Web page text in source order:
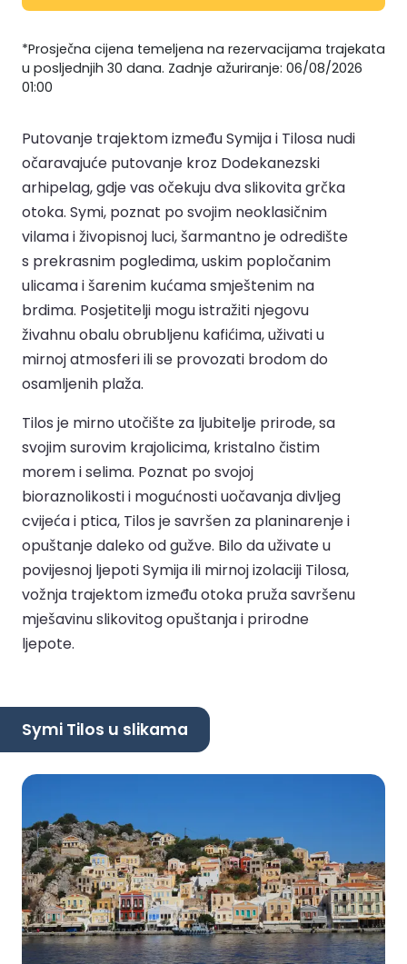
*Prosječna cijena temeljena na rezervacijama trajekata
u posljednjih 30 dana. Zadnje ažuriranje: 06/08/2026
01:00
Putovanje trajektom između Symija i Tilosa nudi
očaravajuće putovanje kroz Dodekanezski
arhipelag, gdje vas očekuju dva slikovita grčka
otoka. Symi, poznat po svojim neoklasičnim
vilama i živopisnoj luci, šarmantno je odredište
s prekrasnim pogledima, uskim popločanim
ulicama i šarenim kućama smještenim na
brdima. Posjetitelji mogu istražiti njegovu
živahnu obalu obrubljenu kafićima, uživati u
mirnoj atmosferi ili se provozati brodom do
osamljenih plaža.
Tilos je mirno utočište za ljubitelje prirode, sa
svojim surovim krajolicima, kristalno čistim
morem i selima. Poznat po svojoj
bioraznolikosti i mogućnosti uočavanja divljeg
cvijeća i ptica, Tilos je savršen za planinarenje i
opuštanje daleko od gužve. Bilo da uživate u
povijesnoj ljepoti Symija ili mirnoj izolaciji Tilosa,
vožnja trajektom između otoka pruža savršenu
mješavinu slikovitog opuštanja i prirodne
ljepote.
Symi Tilos u slikama